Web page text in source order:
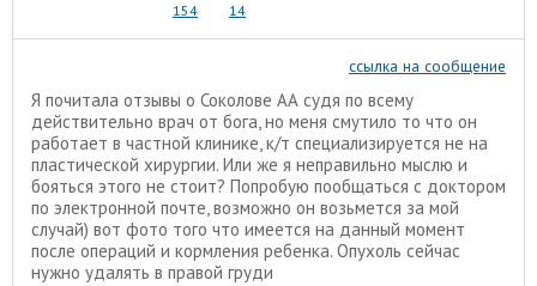
154 14
ссылка на сообщение
Я почитала отзывы о Соколове АА судя по всему
действительно врач от бога, но меня смутило то что он
работает в частной клинике, к/т специализируется не на
пластической хирургии. Или же я неправильно мыслю и
бояться этого не стоит? Попробую пообщаться с доктором
по электронной почте, возможно он возьмется за мой
случай) вот фото того что имеется на данный момент
после операций и кормления ребенка. Опухоль сейчас
нужно удалять в правой груди